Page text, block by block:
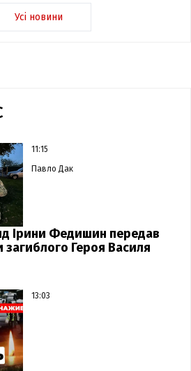
Усі новини
11:15
Павло Дак
Ірини Федишин передав
загиблого Героя Василя
13:03